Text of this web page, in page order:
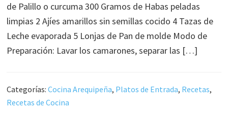
de Palillo o curcuma 300 Gramos de Habas peladas
limpias 2 Ajíes amarillos sin semillas cocido 4 Tazas de
Leche evaporada 5 Lonjas de Pan de molde Modo de
Preparación: Lavar los camarones, separar las […]
Categorías:Cocina Arequipeña, Platos de Entrada, Recetas,
Recetas de Cocina